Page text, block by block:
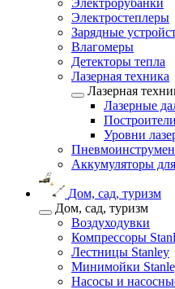
Электрорубанки
Электростеплеры
Зарядные
Влагомеры
Детекторы тепла
Лазерная техника
Лазерная
Лазерные
Уровни
Аккумуляторы
Дом, сад, туризм
Дом, сад, туризм
Воздуходувки
Компрессоры
Лестницы Stanley
Минимойки
Насосы и